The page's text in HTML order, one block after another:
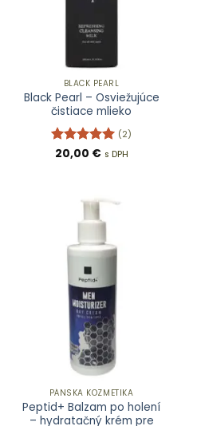
BLACK PEARL
Black Pearl – Osviežujúce
čistiace mlieko
Hodnotenie
(2)
20,00 € s DPH
PÁNSKA KOZMETIKA
Peptid+ Balzam po holení
– hydratačný krém pre